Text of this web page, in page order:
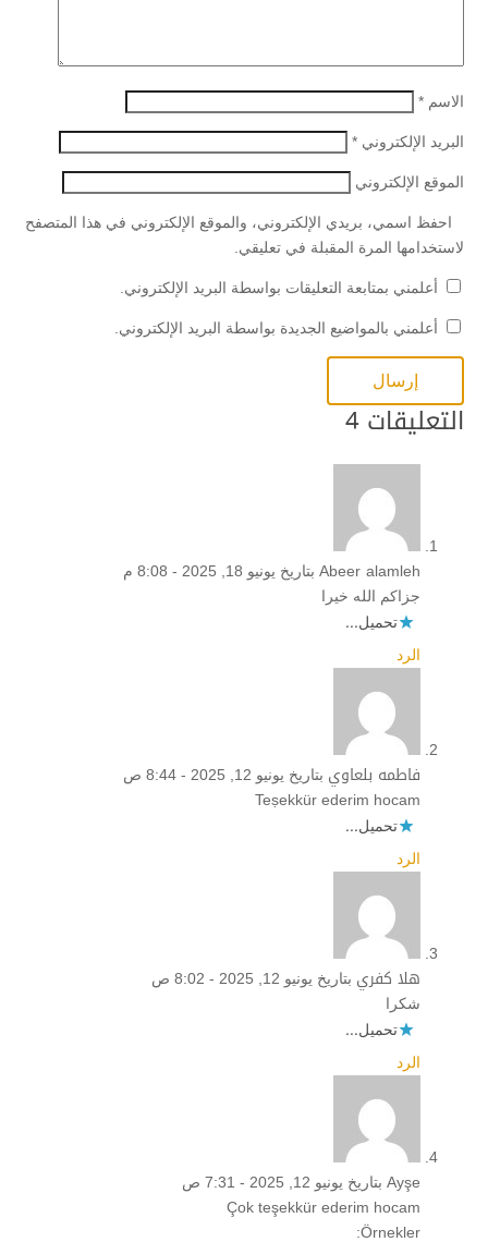
الاسم *
البريد الإلكتروني *
الموقع الإلكتروني
احفظ اسمي، بريدي الإلكتروني، والموقع الإلكتروني في هذا المتصفح
لاستخدامها المرة المقبلة في تعليقي.
أعلمني بمتابعة التعليقات بواسطة البريد الإلكتروني.
أعلمني بالمواضيع الجديدة بواسطة البريد الإلكتروني.
التعليقات 4
Abeer alamleh بتاريخ يونيو 18, 2025 - 8:08 م
جزاكم الله خيرا
تحميل...
الرد
فاطمه بلعاوي بتاريخ يونيو 12, 2025 - 8:44 ص
Teṣekkür ederim hocam
تحميل...
الرد
هلا كفري بتاريخ يونيو 12, 2025 - 8:02 ص
شكرا
تحميل...
الرد
Ayşe بتاريخ يونيو 12, 2025 - 7:31 ص
Çok teşekkür ederim hocam
Örnekler: